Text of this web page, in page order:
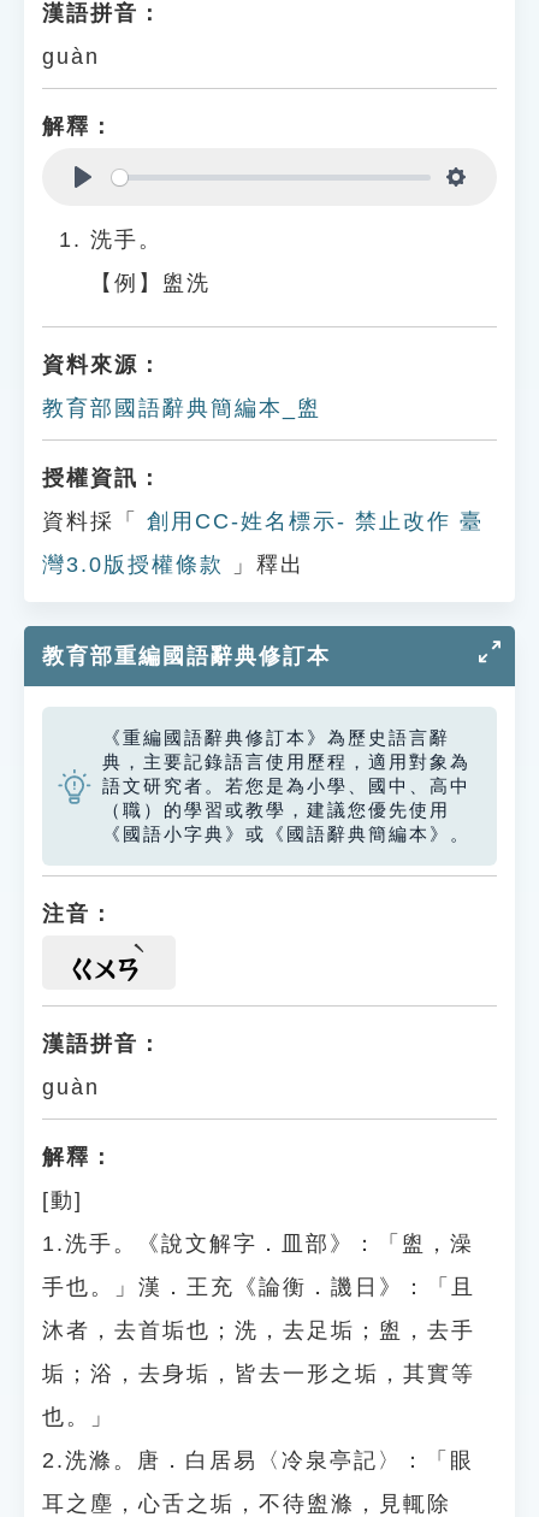
漢語拼音：
guàn
解釋：
洗手。
【例】盥洗
資料來源：
教育部國語辭典簡編本_盥
授權資訊：
資料採「
創用CC-姓名標示- 禁止改作 臺
灣3.0版授權條款
」釋出
教育部重編國語辭典修訂本
《重編國語辭典修訂本》為歷史語言辭
典，主要記錄語言使用歷程，適用對象為
語文研究者。若您是為小學、國中、高中
（職）的學習或教學，建議您優先使用
《國語小字典》或《國語辭典簡編本》。
注音：
ㄍㄨㄢ
漢語拼音：
guàn
解釋：
[動]
1.洗手。《說文解字．皿部》：「盥，澡
手也。」漢．王充《論衡．譏日》：「且
沐者，去首垢也；洗，去足垢；盥，去手
垢；浴，去身垢，皆去一形之垢，其實等
也。」
2.洗滌。唐．白居易〈冷泉亭記〉：「眼
耳之塵，心舌之垢，不待盥滌，見輒除